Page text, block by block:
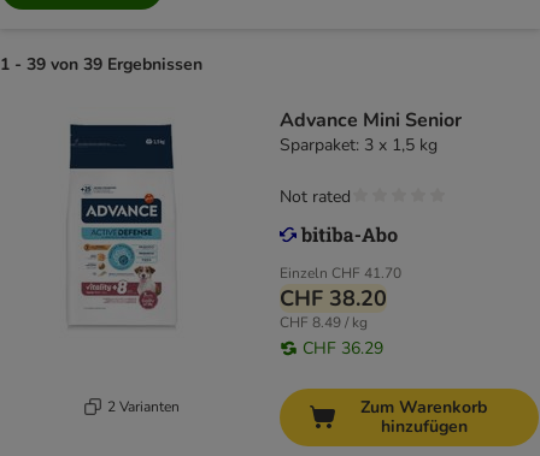
1 - 39 von 39 Ergebnissen
2 Varianten
Advance Mini Senior
Sparpaket: 3 x 1,5 kg
Einzeln CHF 41.70
CHF 38.20
CHF 8.49 / kg
CHF 36.29
Not rated
Zum Warenkorb
hinzufügen